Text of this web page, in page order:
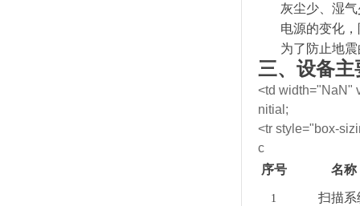
灰尘少、湿
电源的变化
为了防止地
三、设备主
<td width="NaN"
nitial;
<tr style="box-
c
序号
名称
1 扫描系